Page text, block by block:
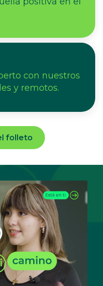
con nuestros
y remotos.
folleto